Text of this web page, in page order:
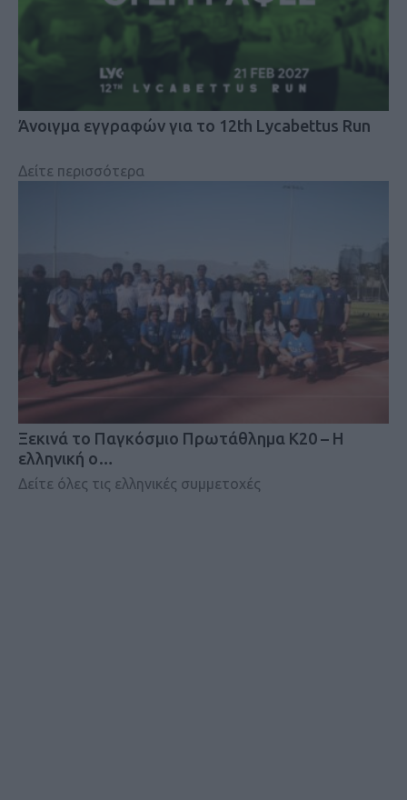
Άνοιγμα εγγραφών για το 12th Lycabettus Run
Δείτε περισσότερα
Ξεκινά το Παγκόσμιο Πρωτάθλημα Κ20 – Η
ελληνική ο…
Δείτε όλες τις ελληνικές συμμετοχές